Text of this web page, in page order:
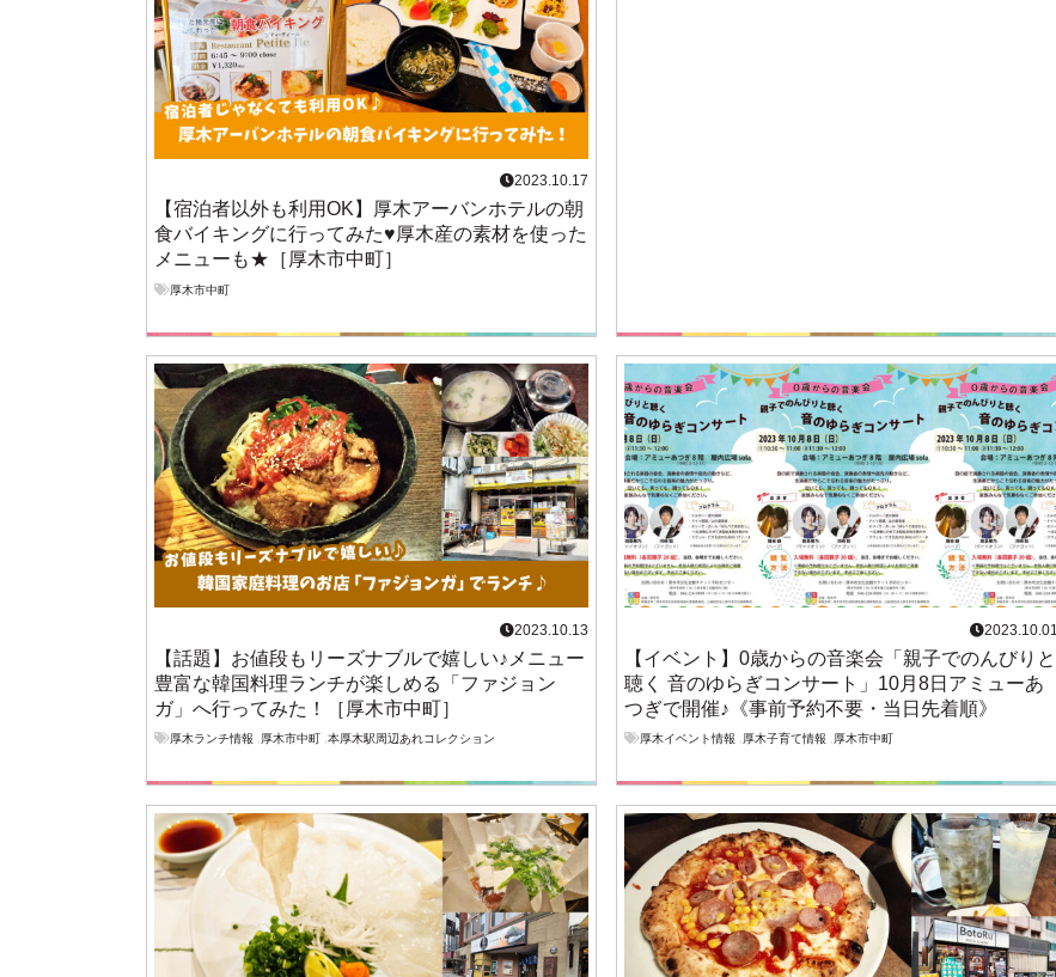
2023.10.17
【宿泊者以外も利用OK】厚木アーバンホテルの朝
食バイキングに行ってみた♥厚木産の素材を使った
メニューも★［厚木市中町］
厚木市中町
2023.10.13
【話題】お値段もリーズナブルで嬉しい♪メニュー
豊富な韓国料理ランチが楽しめる「ファジョン
ガ」へ行ってみた！［厚木市中町］
厚木ランチ情報 厚木市中町 ,本厚木駅周辺あれコレクション
2023.10.01
【イベント】0歳からの音楽会「親子でのんびりと
聴く 音のゆらぎコンサート」10月8日アミューあ
つぎで開催♪《事前予約不要・当日先着順》
厚木イベント情報 厚木子育て情報 厚木市中町